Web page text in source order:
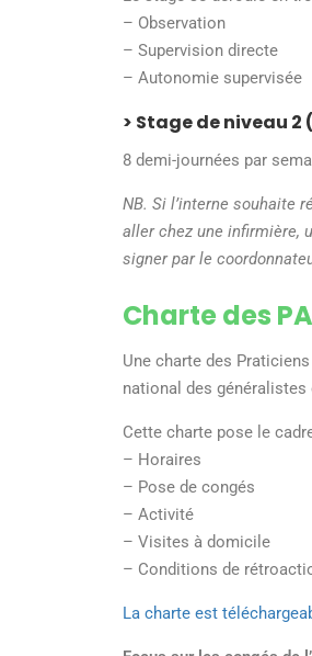
– Observation
– Supervision directe
– Autonomie supervisée
> Stage de niveau 2
8 demi-journées par
NB. Si l’interne souhaite
aller chez une infirmière,
signer par le
Charte des PA
Une charte des
national des généralistes
Cette charte pose le
– Horaires
– Pose de congés
– Activité
– Visites à domicile
– Conditions de
La charte est